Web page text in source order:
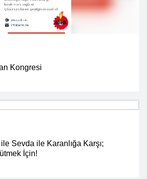
Kongresi
Sevda ile Karanlığa Karşı;
İçin!